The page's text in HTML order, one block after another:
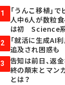
1
「うんこ移植」
人中6人が数粒
は初 Science
2
「就活に生成AI
追及され困惑も
3
告知は前日、返
終の顛末とマン
とは？